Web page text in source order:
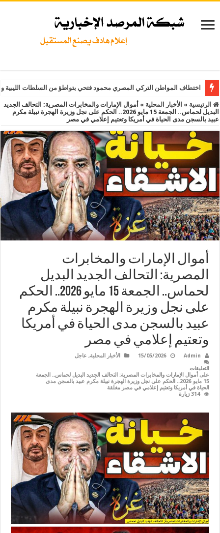
اختطاف المواطن التركي المصري محمود فتحي بتواطؤ من السلطات
الرئيسية » الأخبار المحلية » أموال الإمارات والمخابرات المصرية: التحالف الجديد
البديل لحماس.. الجمعة 15 مايو 2026.. الحكم على نجل وزيرة الهجرة نبيلة مكرم
عبيد بالسجن مدى الحياة في أمريكا وتعتيم إعلامي في مصر
أموال الإمارات والمخابرات
المصرية: التحالف الجديد البديل
لحماس.. الجمعة 15 مايو 2026.. الحكم
على نجل وزيرة الهجرة نبيلة مكرم
عبيد بالسجن مدى الحياة في أمريكا
وتعتيم إعلامي في مصر
Admin
15/05/2026 الأخبار المحلية, عاجل
التعليقات
على أموال الإمارات والمخابرات المصرية: التحالف الجديد البديل لحماس.. الجمعة
15 مايو 2026.. الحكم على نجل وزيرة الهجرة نبيلة مكرم عبيد بالسجن مدى
الحياة في أمريكا وتعتيم إعلامي في مصر مغلقة
314 زيارة